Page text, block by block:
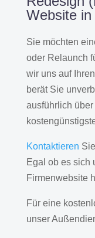
Website
Sie möchten
oder Relaunch
wir uns auf
berät Sie
ausführlich
Kontaktieren
Egal ob es sich
Firmenwebsite
Für eine
unser